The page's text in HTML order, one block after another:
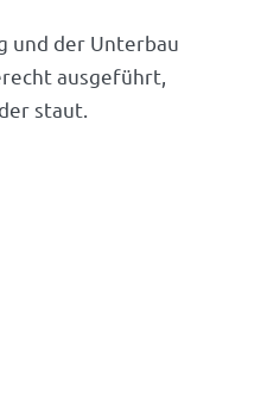
und der Unterbau
ausgeführt,
staut.